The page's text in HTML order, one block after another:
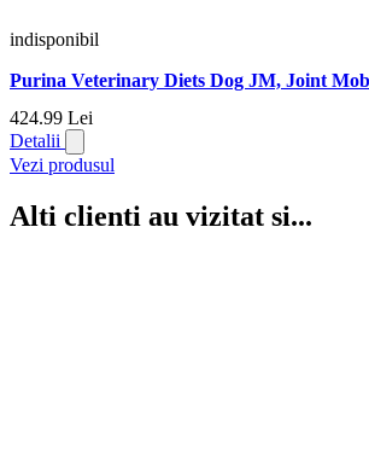
indisponibil
Purina Veterinary Diets Dog JM, Joint
424.99 Lei
Detalii
Vezi produsul
Alti clienti au vizitat si...